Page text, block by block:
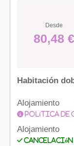
Desde
80,48 €
Habitación
Alojamiento
Política de
Alojamiento